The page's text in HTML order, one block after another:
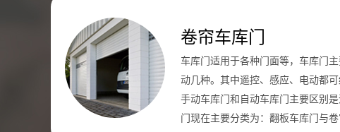
卷帘车库门
车库门适用于各种门面等，车库门
动几种。其中遥控、感应、电动都可
手动车库门和自动车库门主要区别
门现在主要分类为：翻板车库门与卷